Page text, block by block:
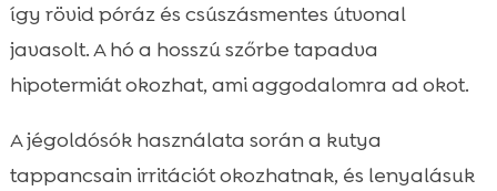
így rövid póráz és csúszásmentes útvonal
javasolt. A hó a hosszú szőrbe tapadva
hipotermiát okozhat, ami aggodalomra ad okot.
A jégoldósók használata során a kutya
tappancsain irritációt okozhatnak, és lenyalásuk